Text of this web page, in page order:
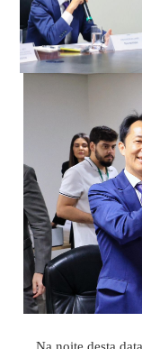
Na noite desta